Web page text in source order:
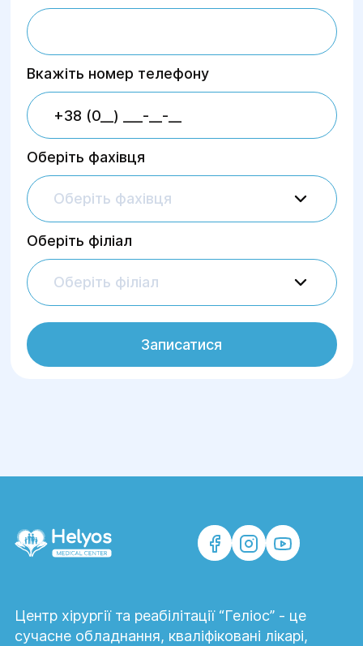
Вкажіть номер телефону
Оберіть фахівця
Оберіть фахівця
Оберіть філіал
Оберіть філіал
Записатися
Центр хірургії та реабілітації “Геліос” - це
сучасне обладнання, кваліфіковані лікарі,